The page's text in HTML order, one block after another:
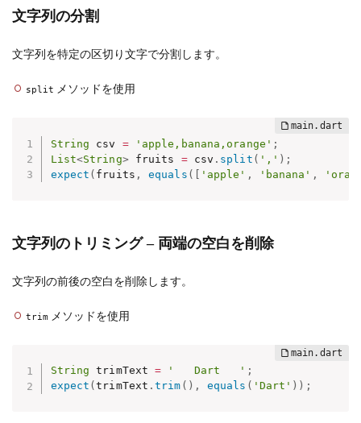
文字列の分割
文字列を特定の区切り文字で分割します。
split メソッドを使用
String csv = 'apple,banana,orange' ;
List<String> fruits = csv . split ( ',' ) ;
expect ( fruits , equals ( 'apple' , 'banana' ,
文字列のトリミング – 両端の空白を削除
文字列の前後の空白を削除します。
trim メソッドを使用
String trimText = '   Dart   ' ;
expect (trimText .trim ( ) , equals ( 'Dart' ) ) ;